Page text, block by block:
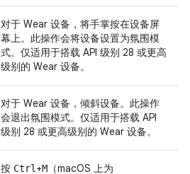
对于 Wear 设备，将手掌按在设备屏
幕上。此操作会将设备设置为氛围模
式。仅适用于搭载 API 级别 28 或更高
级别的 Wear 设备。
对于 Wear 设备，倾斜设备。此操作
会退出氛围模式。仅适用于搭载 API
级别 28 或更高级别的 Wear 设备。
按 Ctrl +M （macOS 上为